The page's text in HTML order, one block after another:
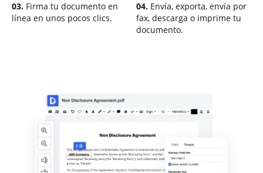
03. Firma tu documento en
línea en unos pocos clics.
04. Envía, exporta, envía por
fax, descarga o imprime tu
documento.